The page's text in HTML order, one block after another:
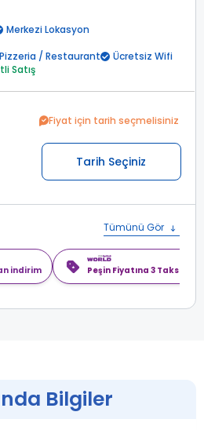
Merkezi Lokasyon
/ Restaurant
Ücretsiz Wifi
Satış
Fiyat için tarih seçmelisiniz
Tarih Seçiniz
Tümünü Gör
indirim Peşin Fiyatına 3 Taksit
Bilgiler